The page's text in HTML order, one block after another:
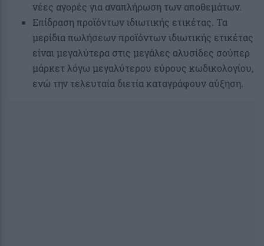
νέες αγορές για αναπλήρωση των αποθεμάτων.
Επίδραση προϊόντων ιδιωτικής ετικέτας. Τα
μερίδια πωλήσεων προϊόντων ιδιωτικής ετικέτας
είναι μεγαλύτερα στις μεγάλες αλυσίδες σούπερ
μάρκετ λόγω μεγαλύτερου εύρους κωδικολογίου,
ενώ την τελευταία διετία καταγράφουν αύξηση.